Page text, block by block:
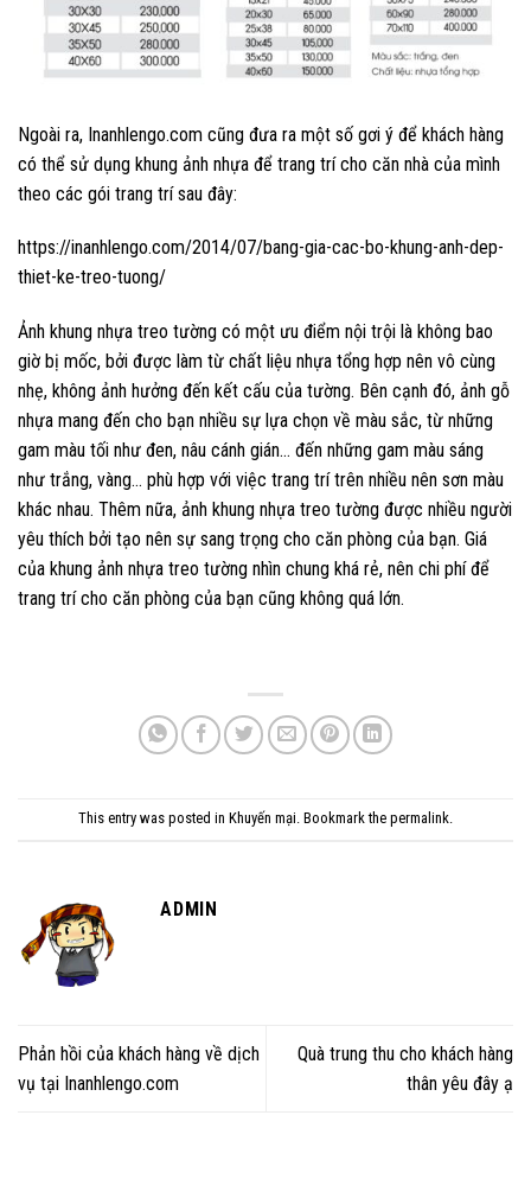
Ngoài ra, Inanhlengo.com cũng đưa ra một số gơi ý để khách hàng
có thể sử dụng khung ảnh nhựa để trang trí cho căn nhà của mình
theo các gói trang trí sau đây:
https://inanhlengo.com/2014/07/bang-gia-cac-bo-khung-anh-dep-
thiet-ke-treo-tuong/
Ảnh khung nhựa treo tường có một ưu điểm nội trội là không bao
giờ bị mốc, bởi được làm từ chất liệu nhựa tổng hợp nên vô cùng
nhẹ, không ảnh hưởng đến kết cấu của tường. Bên cạnh đó, ảnh gỗ
nhựa mang đến cho bạn nhiều sự lựa chọn về màu sắc, từ những
gam màu tối như đen, nâu cánh gián… đến những gam màu sáng
như trắng, vàng… phù hợp với việc trang trí trên nhiều nên sơn màu
khác nhau. Thêm nữa, ảnh khung nhựa treo tường được nhiều người
yêu thích bởi tạo nên sự sang trọng cho căn phòng của bạn. Giá
của khung ảnh nhựa treo tường nhìn chung khá rẻ, nên chi phí để
trang trí cho căn phòng của bạn cũng không quá lớn.
This entry was posted in Khuyến mại. Bookmark the permalink.
ADMIN
Phản hồi của khách hàng về dịch
vụ tại Inanhlengo.com
Quà trung thu cho khách hàng
thân yêu đây ạ